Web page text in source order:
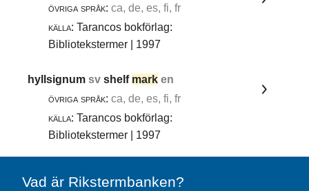
övriga språk: ca, de, es, fi, fr
källa: Tarancos bokförlag:
Bibliotekstermer | 1997
hyllsignumsvshelf mark en
övriga språk: ca, de, es, fi, fr
källa: Tarancos bokförlag:
Bibliotekstermer | 1997
Vad är Rikstermbanken?